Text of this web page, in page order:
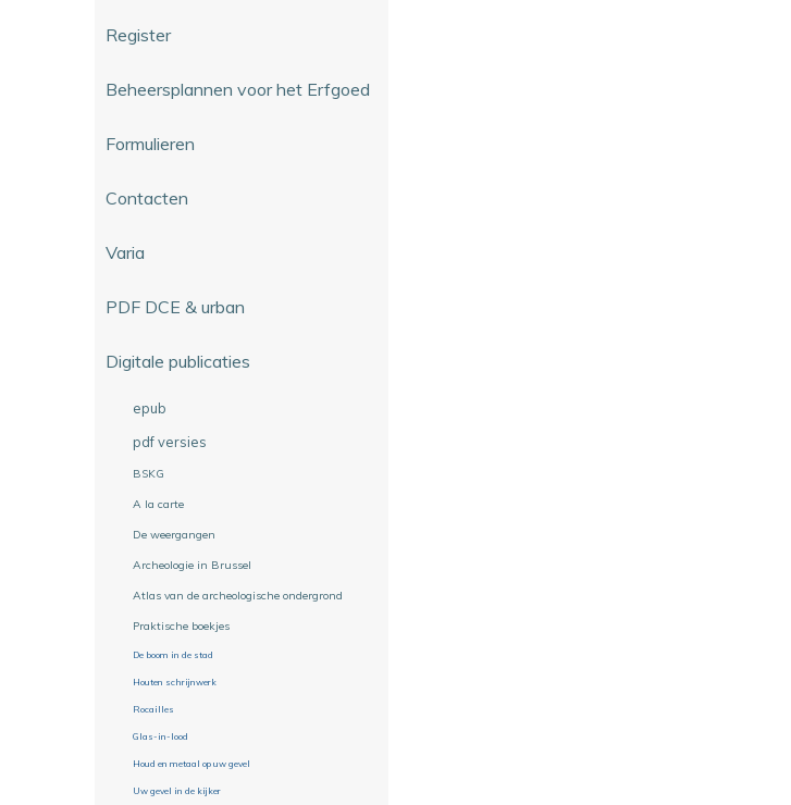
Register
Beheersplannen voor het Erfgoed
Formulieren
Contacten
Varia
PDF DCE & urban
Digitale publicaties
epub
pdf versies
BSKG
A la carte
De weergangen
Archeologie in Brussel
Atlas van de archeologische ondergrond
Praktische boekjes
De boom in de stad
Houten schrijnwerk
Rocailles
Glas-in-lood
Houd en metaal op uw gevel
Uw gevel in de kijker